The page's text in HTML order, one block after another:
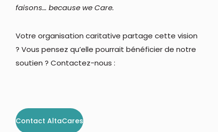
faisons… because we Care.
Votre organisation caritative partage cette vision
? Vous pensez qu’elle pourrait bénéficier de notre
soutien ? Contactez-nous :
Contact AltaCares